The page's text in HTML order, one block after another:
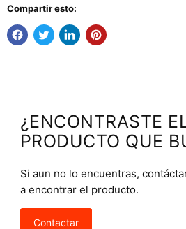
Compartir esto:
¿ENCONTRASTE
PRODUCTO QUE
Si aun no lo encuentras,
a encontrar el producto.
Contactar